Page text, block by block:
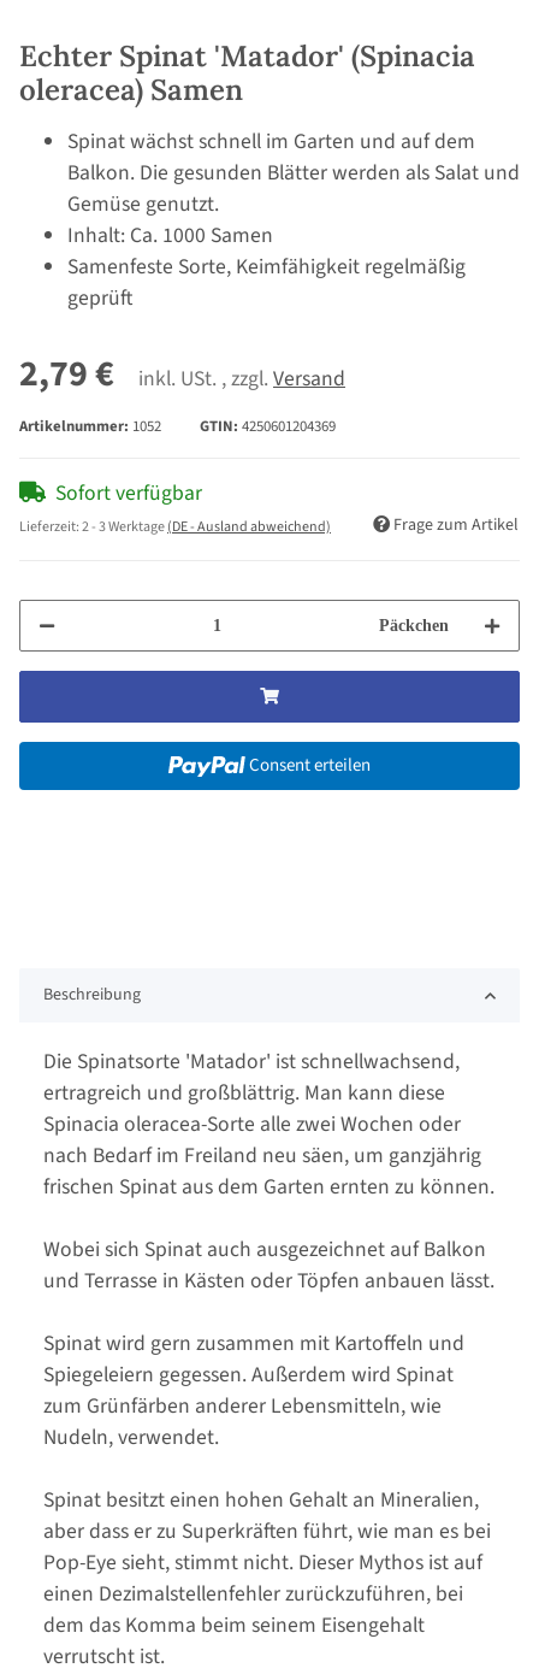
Echter Spinat 'Matador' (Spinacia
oleracea) Samen
Spinat wächst schnell im Garten und auf dem
Balkon. Die gesunden Blätter werden als Salat und
Gemüse genutzt.
Inhalt: Ca. 1000 Samen
Samenfeste Sorte, Keimfähigkeit regelmäßig
geprüft
2,79 € inkl. USt. , zzgl. Versand
Artikelnummer: 1052 GTIN: 4250601204369
Sofort verfügbar
Lieferzeit:2 - 3 Werktage(DE - Ausland abweichend) Frage zum Artikel
Päckchen
Consent erteilen
Beschreibung
Die Spinatsorte 'Matador' ist schnellwachsend,
ertragreich und großblättrig. Man kann diese
Spinacia oleracea-Sorte alle zwei Wochen oder
nach Bedarf im Freiland neu säen, um ganzjährig
frischen Spinat aus dem Garten ernten zu können.
Wobei sich Spinat auch ausgezeichnet auf Balkon
und Terrasse in Kästen oder Töpfen anbauen lässt.
Spinat wird gern zusammen mit Kartoffeln und
Spiegeleiern gegessen. Außerdem wird Spinat
zum Grünfärben anderer Lebensmitteln, wie
Nudeln, verwendet.
Spinat besitzt einen hohen Gehalt an Mineralien,
aber dass er zu Superkräften führt, wie man es bei
Pop-Eye sieht, stimmt nicht. Dieser Mythos ist auf
einen Dezimalstellenfehler zurückzuführen, bei
dem das Komma beim seinem Eisengehalt
verrutscht ist.